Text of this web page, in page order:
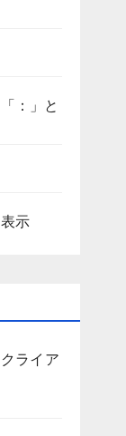
：」と
示
ライア